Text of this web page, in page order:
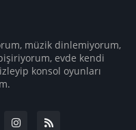
müzik dinlemiyorum,
evde kendi
konsol oyunları